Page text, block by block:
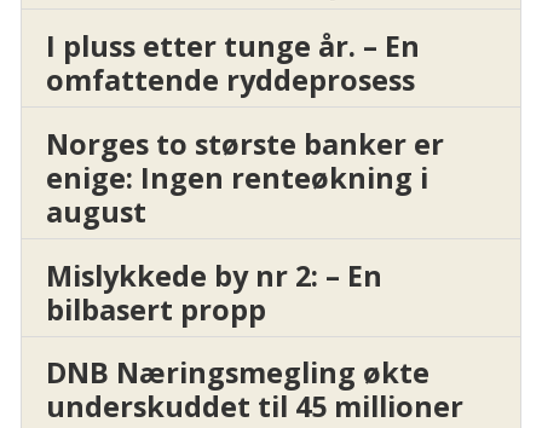
I pluss etter tunge år. – En
omfattende ryddeprosess
Norges to største banker er
enige: Ingen renteøkning i
august
Mislykkede by nr 2: – En
bilbasert propp
DNB Næringsmegling økte
underskuddet til 45 millioner